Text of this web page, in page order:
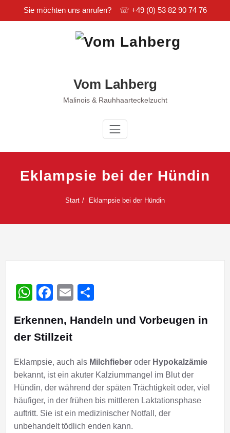
Sie möchten uns anrufen? ☏ +49 (0) 53 82 90 74 76
Vom Lahberg
Malinois & Rauhhaarteckelzucht
Eklampsie bei der Hündin
Start Eklampsie bei der Hündin
WhatsApp
Facebook
Email
Erkennen, Handeln und Vorbeugen in
der Stillzeit
Eklampsie, auch als Milchfieberoder Hypokalzämie
bekannt, ist ein akuter Kalziummangel im Blut der
Hündin, der während der späten Trächtigkeit oder, viel
häufiger, in der frühen bis mittleren Laktationsphase
auftritt. Sie ist ein medizinischer Notfall, der
unbehandelt tödlich enden kann.